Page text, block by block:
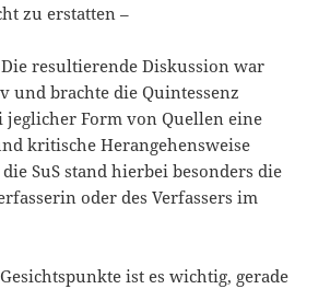
zu erstatten –
resultierende Diskussion war
und brachte die Quintessenz
jeglicher Form von Quellen eine
kritische Herangehensweise
SuS stand hierbei besonders die
oder des Verfassers im
ist es wichtig, gerade